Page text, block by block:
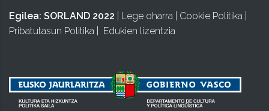
Egilea: SORLAND 2022 Lege oharra Cookie Politika
Pribatutasun Politika
Edukien lizentzia